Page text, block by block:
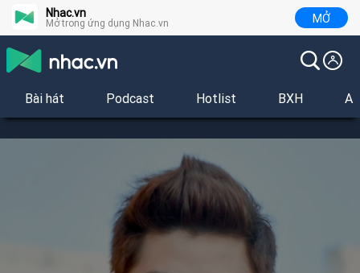
Nhac.vn
Mở trong ứng dụng Nhac.vn MỞ
Bài hát Podcast Hotlist BXH